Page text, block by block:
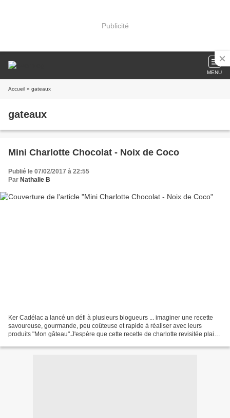
Publicité
MENU
Accueil » gateaux
gateaux
Mini Charlotte Chocolat - Noix de Coco
Publié le 07/02/2017 à 22:55
Par Nathalie B
Ker Cadélac a lancé un défi à plusieurs blogueurs ... imaginer une recette
savoureuse, gourmande, peu coûteuse et rapide à réaliser avec leurs
produits "Mon gâteau".J'espère que cette recette de charlotte revisitée plaira